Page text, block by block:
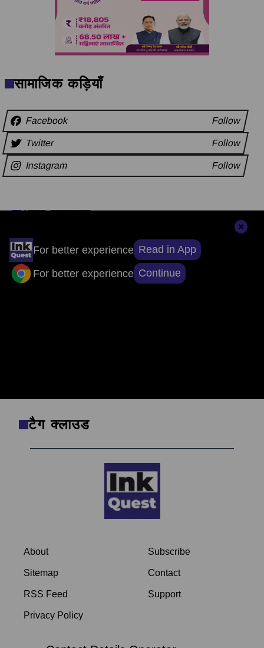
For better experience Read in App
For better experience Continue
सामाजिक कड़ियाँ
Facebook Follow
Twitter Follow
Instagram Follow
अन्य समाचार
संपादकों की पसंद
टैग क्लाउड
About
Sitemap
RSS Feed
Privacy Policy
Subscribe
Contact
Support